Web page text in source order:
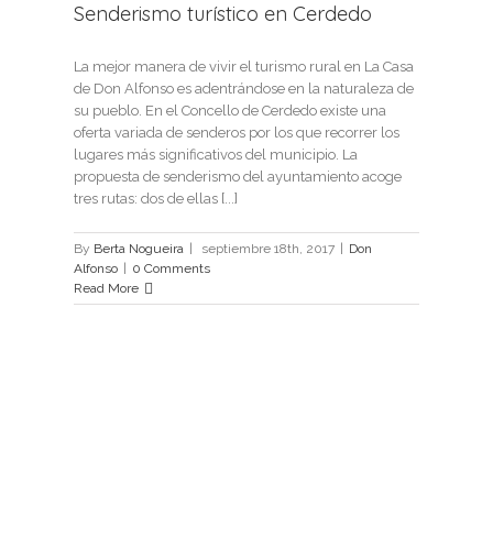
Senderismo turístico en Cerdedo
La mejor manera de vivir el turismo rural en La Casa
de Don Alfonso es adentrándose en la naturaleza de
su pueblo. En el Concello de Cerdedo existe una
oferta variada de senderos por los que recorrer los
lugares más significativos del municipio. La
propuesta de senderismo del ayuntamiento acoge
tres rutas: dos de ellas [...]
By Berta Nogueira septiembre 18th, 2017
Don
Alfonso
0 Comments
Read More